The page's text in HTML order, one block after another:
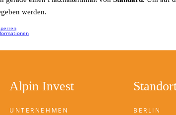
werden.
Alpin Invest
UNTERNEHMEN
BERLIN